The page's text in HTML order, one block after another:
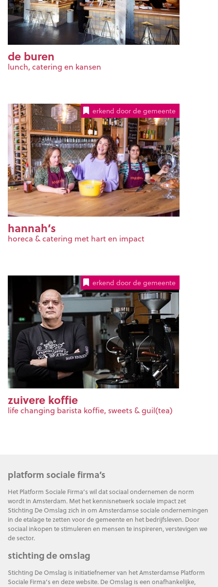
de buren
lunch, catering en kansen
erkend door de gemeente
hannah’s
horeca & catering met hart en impact
erkend door de gemeente
zuivere koffie
life changing barista koffie, sweets & guil(tea)
platform sociale firma’s
Het Platform Sociale Firma’s wil dat sociaal ondernemen de norm
wordt in Amsterdam. Met het kennisnetwerk sociale impact zet
Stichting De Omslag zich in om Amsterdamse sociale ondernemingen
in de etalage te zetten voor de gemeente en het bedrijfsleven. Door
sociaal inkopen te stimuleren en mensen te inspireren, verstevigen we
de sector.
stichting de omslag
Stichting De Omslag is initiatiefnemer van het Amsterdamse Platform
Sociale Firma’s en deze website. De Omslag is een onafhankelijke,